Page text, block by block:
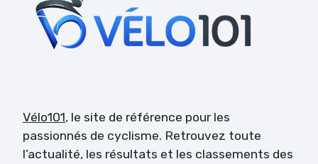
Vélo101, le site de référence pour les
passionnés de cyclisme. Retrouvez toute
l’actualité, les résultats et les classements des